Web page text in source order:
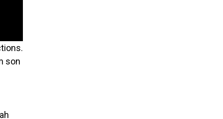
son